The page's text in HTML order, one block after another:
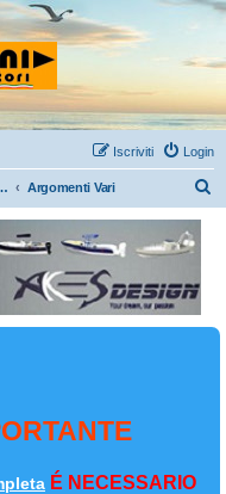
Login
Iscriviti
- Fotografia dal gommone - OT Argomenti Vari
É NECESSARIO